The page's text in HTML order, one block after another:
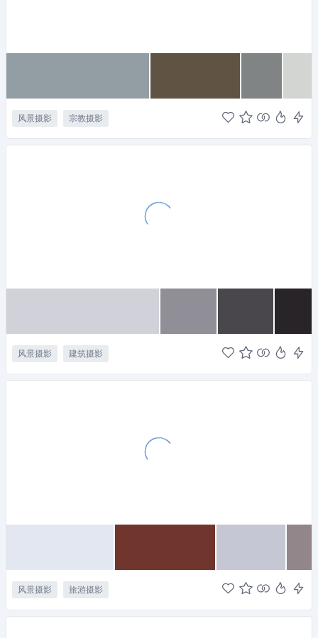
风景摄影 宗教摄影
风景摄影 建筑摄影
风景摄影 旅游摄影